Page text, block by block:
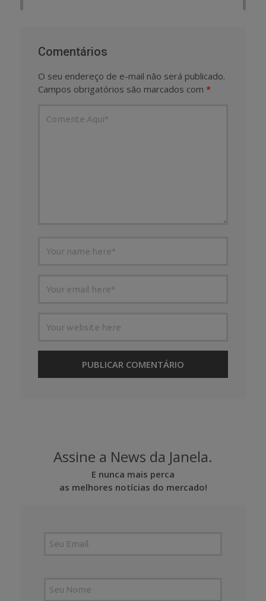
Comentários
O seu endereço de e-mail não será publicado.
Campos obrigatórios são marcados com *
Assine a News da Janela.
E nunca mais perca
as melhores notícias do mercado!